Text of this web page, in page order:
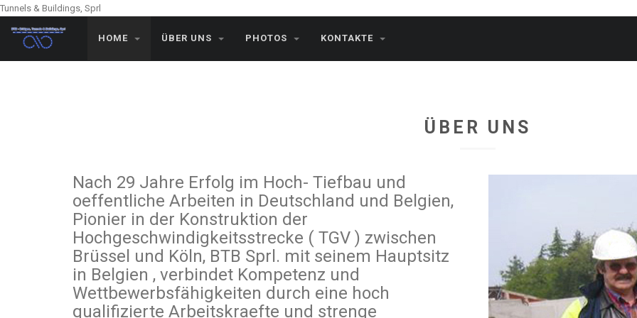
Tunnels & Buildings, Sprl
HOME ÜBER UNS PHOTOS KONTAKTE
ÜBER UNS
Nach 29 Jahre Erfolg im Hoch- Tiefbau und
oeffentliche Arbeiten in Deutschland und Belgien,
Pionier in der Konstruktion der
Hochgeschwindigkeitsstrecke ( TGV ) zwischen
Brüssel und Köln, BTB Sprl. mit seinem Hauptsitz
in Belgien , verbindet Kompetenz und
Wettbewerbsfähigkeiten durch eine hoch
qualifizierte Arbeitskraefte und strenge